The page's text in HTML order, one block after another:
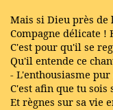
Mais si Dieu près
Compagne délicate !
C'est pour qu'il se
Qu'il entende ce
- L'enthousiasme
C'est afin que tu sois
Et règnes sur sa vie